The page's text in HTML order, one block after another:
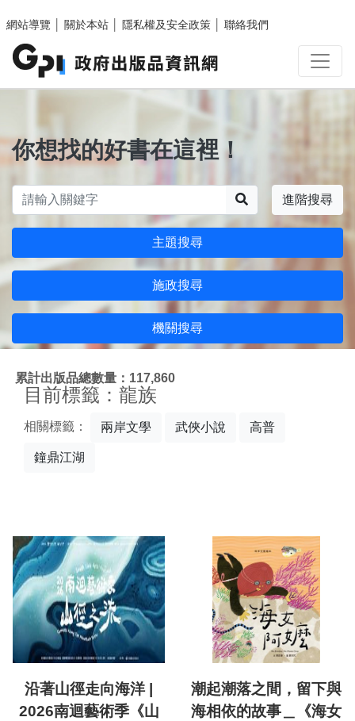
網站導覽
關於本站 隱私權及安全政策 聯絡我們
你想找的好書在這裡！
進階搜尋
主題搜尋
施政搜尋
機關搜尋
累計出版品總數量：117,860
目前標籤：龍族
相關標籤： 兩岸文學 武俠小說 高普
鐘鼎江湖
沿著山徑走向海洋 |
2026南迴藝術季《山
潮起潮落之間，留下與
海相依的故事＿《海女